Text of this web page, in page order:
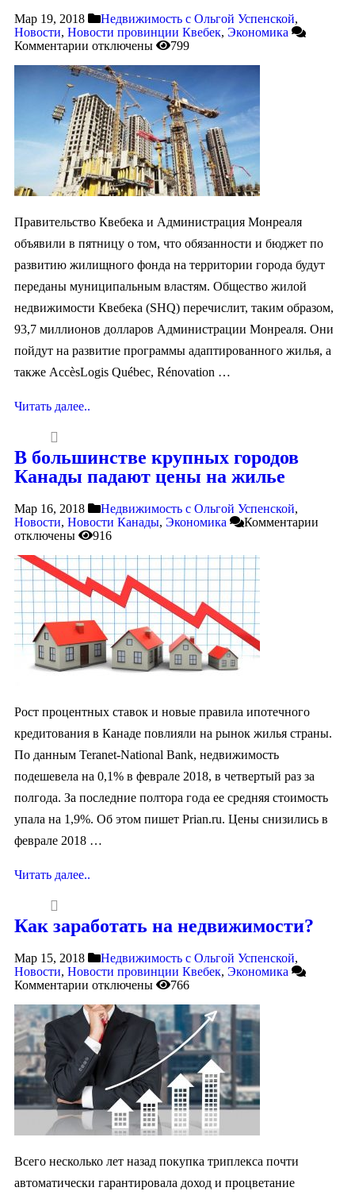
Мар 19, 2018 Недвижимость с Ольгой Успенской,
Новости, Новости провинции Квебек, Экономика
Комментарии отключены 799
Правительство Квебека и Администрация Монреаля
объявили в пятницу о том, что обязанности и бюджет по
развитию жилищного фонда на территории города будут
переданы муниципальным властям. Общество жилой
недвижимости Квебека (SHQ) перечислит, таким образом,
93,7 миллионов долларов Администрации Монреаля. Они
пойдут на развитие программы адаптированного жилья, а
также AccèsLogis Québec, Rénovation …
Читать далее..
В большинстве крупных городов
Канады падают цены на жилье
Мар 16, 2018 Недвижимость с Ольгой Успенской,
Новости, Новости Канады, Экономика
Комментарии
отключены
916
Рост процентных ставок и новые правила ипотечного
кредитования в Канаде повлияли на рынок жилья страны.
По данным Teranet-National Bank, недвижимость
подешевела на 0,1% в феврале 2018, в четвертый раз за
полгода. За последние полтора года ее средняя стоимость
упала на 1,9%. Об этом пишет Prian.ru. Цены снизились в
феврале 2018 …
Читать далее..
Как заработать на недвижимости?
Мар 15, 2018 Недвижимость с Ольгой Успенской,
Новости, Новости провинции Квебек, Экономика
Комментарии отключены 766
Всего несколько лет назад покупка триплекса почти
автоматически гарантировала доход и процветание